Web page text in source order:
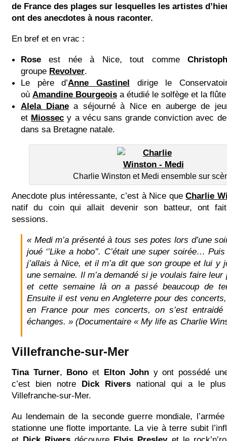
de France des plages sur lesquelles les artistes
ont des anecdotes à nous raconter.
En bref et en vrac :
Rose est née à Nice, tout comme
groupe Revolver.
Le père d’Anne Gastinel dirige le
où Amandine Bourgeois a étudié le solfège et la
Alela Dianea séjourné à Nice en auberge de
et Miossec y a vécu sans grande conviction avec
dans sa Bretagne natale.
Charlie Winston et Medi ensemble sur
Anecdote plus intéressante, c’est à Nice queCharlie
natif du coin qui allait devenir son batteur, ont
sessions.
« Medi m’a présenté à tous ses potes lors d’une
joué ‘’Like a hobo’’. C’était une super soirée…
j’allais à Nice, et il m’a dit que son groupe et lui y
une semaine. Il m’a demandé si je voulais faire leur
et cette semaine là on a passé beaucoup de
Ensuite il est venu en Angleterre pour des
en France pour mes concerts, on s’est
échanges. » (Documentaire « My life as Charlie
Villefranche-sur-Mer
Tina Turner, Bono et Elton John y ont possédé
c’est bien notre Dick Rivers national qui a le
Villefranche-sur-Mer.
Au lendemain de la seconde guerre mondiale,
stationne une flotte importante. La vie à terre subit